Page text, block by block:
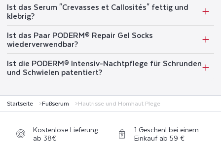
Ist das Serum "Crevasses et Callosités" fettig und
klebrig?
Ist das Paar PODERM® Repair Gel Socks
wiederverwendbar?
Ist die PODERM® Intensiv-Nachtpflege für Schrunden
und Schwielen patentiert?
Startseite Fußserum Hautrisse und Hornhaut Plege
Kostenlose Lieferung
ab 38€
1 Geschenl bei einem
Einkauf ab 59 €